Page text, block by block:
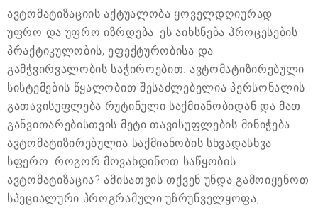
ავტომატიზაციის აქტუალობა ყოველდღიურად
უფრო და უფრო იზრდება. ეს აიხსნება პროცესების
პრაქტიკულობის, ეფექტურობისა და
გამჭვირვალობის საჭიროებით. ავტომატიზირებული
სისტემების წყალობით შესაძლებელია პერსონალის
გათავისუფლება რუტინული საქმიანობიდან და მათ
განვითარებისთვის მეტი თავისუფლების მინიჭება.
ავტომატიზირებულია საქმიანობის სხვადასხვა
სფერო. როგორ მოვახდინოთ საწყობის
ავტომატიზაცია? ამისათვის თქვენ უნდა გამოიყენოთ
სპეციალური პროგრამული უზრუნველყოფა,